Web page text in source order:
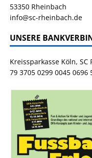
53350 Rheinbach
info@sc-rheinbach.de
UNSERE
Kreissparkasse
79 3705 0299 0045 0696